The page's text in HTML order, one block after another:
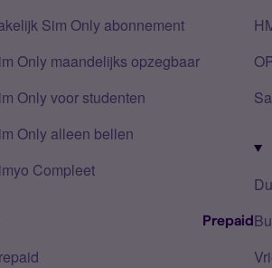
Sim Only abonnement
Only maandelijks opzegbaar
Only voor studenten
Only alleen bellen
Compleet
Prepaid